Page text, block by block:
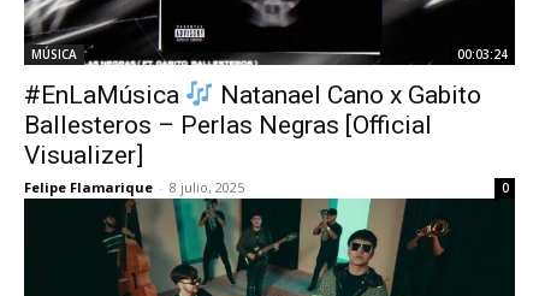
MÚSICA 00:03:24
#EnLaMúsica
Natanael Cano x Gabito
Ballesteros – Perlas Negras [Official
Visualizer]
Felipe Flamarique - 8 julio, 2025 0